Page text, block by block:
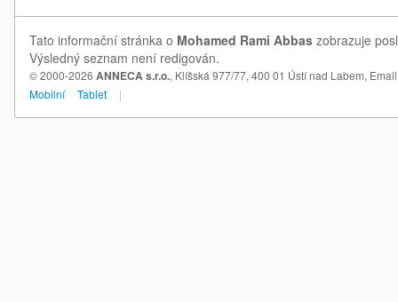
Tato informační stránka o Mohamed Rami Abbas zobrazuje
Výsledný seznam není redigován.
© 2000-2026 ANNECA s.r.o., Klíšská 977/77, 400 01 Ústí nad Labem,
Mobilní
Tablet |